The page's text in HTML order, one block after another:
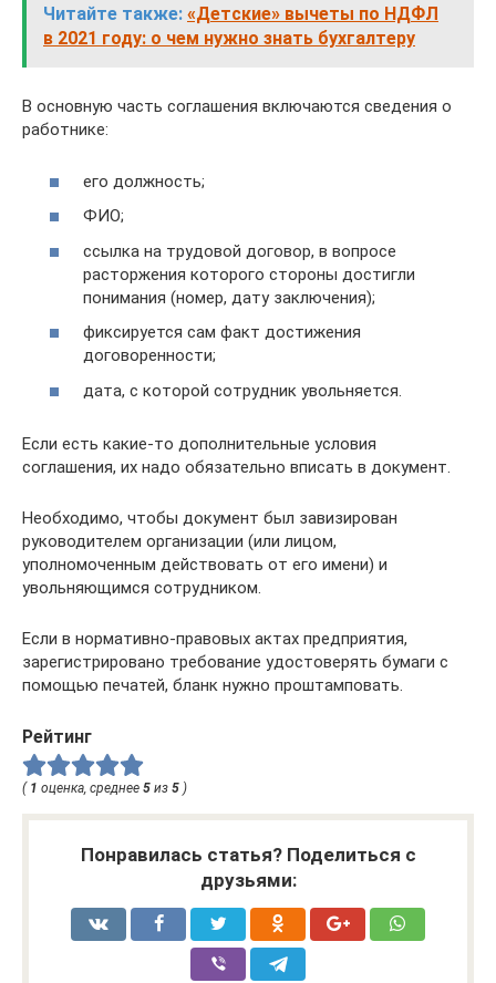
Читайте также: «Детские» вычеты по НДФЛ
в 2021 году: о чем нужно знать бухгалтеру
В основную часть соглашения включаются сведения о
работнике:
его должность;
ФИО;
ссылка на трудовой договор, в вопросе
расторжения которого стороны достигли
понимания (номер, дату заключения);
фиксируется сам факт достижения
договоренности;
дата, с которой сотрудник увольняется.
Если есть какие-то дополнительные условия
соглашения, их надо обязательно вписать в документ.
Необходимо, чтобы документ был завизирован
руководителем организации (или лицом,
уполномоченным действовать от его имени) и
увольняющимся сотрудником.
Если в нормативно-правовых актах предприятия,
зарегистрировано требование удостоверять бумаги с
помощью печатей, бланк нужно проштамповать.
Рейтинг
( 1 оценка, среднее 5 из 5 )
Понравилась статья? Поделиться с
друзьями: